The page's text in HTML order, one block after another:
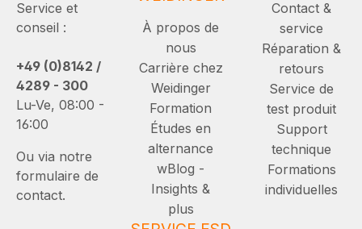
Service et
conseil :
+49 (0)8142 /
4289 - 300
Lu-Ve, 08:00 -
16:00
Ou via notre
formulaire de
contact.
À propos de
nous
Carrière chez
Weidinger
Formation
Études en
alternance
wBlog -
Insights &
plus
Contact &
service
Réparation &
retours
Service de
test produit
Support
technique
Formations
individuelles